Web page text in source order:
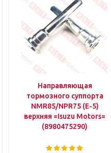
Направляющая
тормозного суппорта
NMR85/NPR75 (E-5)
верхняя =Isuzu Motors=
(8980475290)